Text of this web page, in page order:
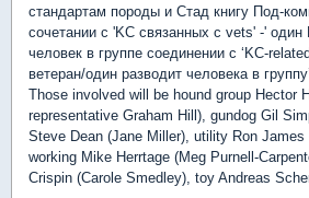
стандартам породы и Стад книгу Под-
сочетании с 'KC связанных с vets' -'
человек в группе соединении с ‘KC-
ветеран/один разводит человека в
Those involved will be hound group Hector
representative Graham Hill), gundog Gil
Steve Dean (Jane Miller), utility Ron James
working Mike Herrtage (Meg Purnell-
Crispin (Carole Smedley), toy Andreas